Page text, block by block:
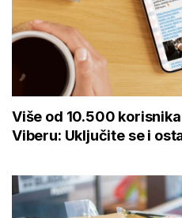
Više od 10.500
Viberu: Uključite se i